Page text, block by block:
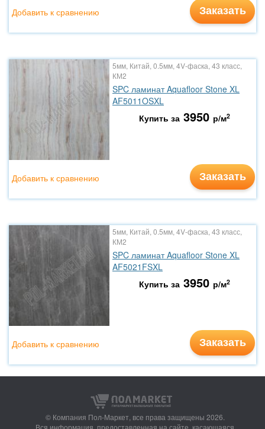
Заказать
Добавить к сравнению
5мм, Китай, 0.5мм, 4V-фаска, 43 класс,
КМ2
SPC ламинат Aquafloor Stone XL
AF5011OSXL
Купить за 3950 р/м2
Заказать
Добавить к сравнению
5мм, Китай, 0.5мм, 4V-фаска, 43 класс,
КМ2
SPC ламинат Aquafloor Stone XL
AF5021FSXL
Купить за 3950 р/м2
Заказать
Добавить к сравнению
© Компания Пол-Маркет, все права защищены 2026.
Вся информация, предоставленная на сайте, касающаяся